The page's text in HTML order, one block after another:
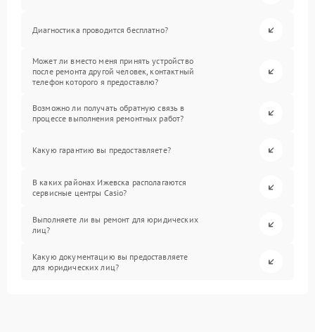
Диагностика проводится бесплатно?
Может ли вместо меня принять устройство
после ремонта другой человек, контактный
телефон которого я предоставлю?
Возможно ли получать обратную связь в
процессе выполнения ремонтных работ?
Какую гарантию вы предоставляете?
В каких районах Ижевска располагаются
сервисные центры Casio?
Выполняете ли вы ремонт для юридических
лиц?
Какую документацию вы предоставляете
для юридических лиц?